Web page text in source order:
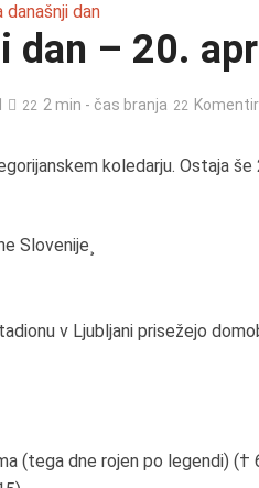
današnji dan
dan – 20.
2 min - čas branja
koledarju. Ostaja še
Slovenije¸
v Ljubljani prisežejo
(tega dne rojen po legendi) (†